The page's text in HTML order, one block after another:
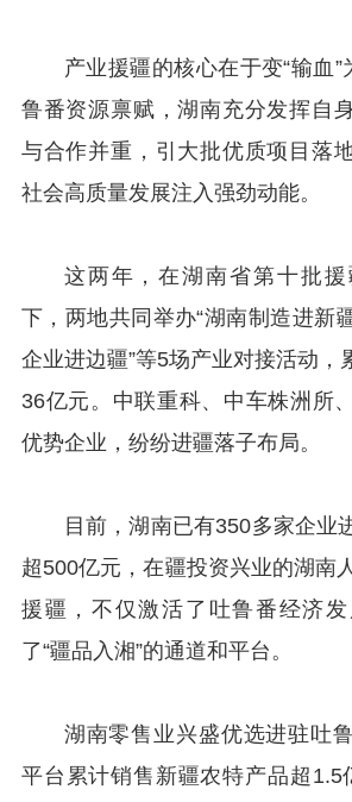
产业援疆的核心在于变“输血”
鲁番资源禀赋，湖南充分发挥自
与合作并重，引大批优质项目落
社会高质量发展注入强劲动能。
这两年，在湖南省第十批
下，两地共同举办“湖南制造进新
企业进边疆”等5场产业对接活动，
36亿元。中联重科、中车株洲所
优势企业，纷纷进疆落子布局。
目前，湖南已有350多家企业
超500亿元，在疆投资兴业的湖南
援疆，不仅激活了吐鲁番经济
了“疆品入湘”的通道和平台。
湖南零售业兴盛优选进驻吐
平台累计销售新疆农特产品超1.5